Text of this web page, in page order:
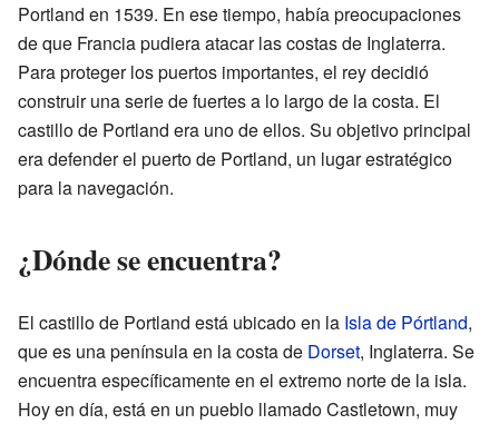
Portland en 1539. En ese tiempo, había preocupaciones
de que Francia pudiera atacar las costas de Inglaterra.
Para proteger los puertos importantes, el rey decidió
construir una serie de fuertes a lo largo de la costa. El
castillo de Portland era uno de ellos. Su objetivo principal
era defender el puerto de Portland, un lugar estratégico
para la navegación.
¿Dónde se encuentra?
El castillo de Portland está ubicado en la Isla de Pórtland,
que es una península en la costa de Dorset, Inglaterra. Se
encuentra específicamente en el extremo norte de la isla.
Hoy en día, está en un pueblo llamado Castletown, muy